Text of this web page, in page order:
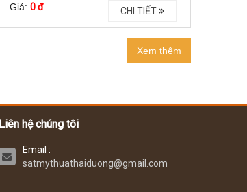
Giá: 0 đ CHI TIẾT
Xem thêm
Liên hệ chúng tôi
Email :
satmythuathaiduong@gmail.com